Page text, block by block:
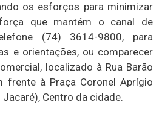
os esforços para minimizar
que mantém o canal de
(74) 3614-9800, para
e orientações, ou comparecer
localizado à Rua Barão
frente à Praça Coronel Aprígio
Centro da cidade.